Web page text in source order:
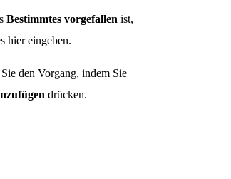
Bestimmtes vorgefallen ist,
hier eingeben.
den Vorgang, indem Sie
drücken.